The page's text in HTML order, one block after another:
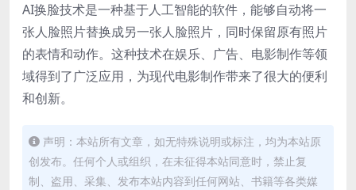
AI换脸技术是一种基于人工智能的软件，能够自动将一
张人脸照片替换成另一张人脸照片，同时保留原有照片
的表情和动作。这种技术在娱乐、广告、电影制作等领
域得到了广泛应用，为现代电影制作带来了很大的便利
和创新。
声明：本站所有文章，如无特殊说明或标注，均为本站原
创发布。任何个人或组织，在未征得本站同意时，禁止复
制、盗用、采集、发布本站内容到任何网站、书籍等各类媒